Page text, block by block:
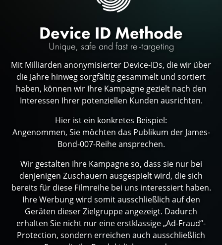
Device ID Methode
Unique, safe and fast re-targeting
Mit Milliarden anonymisierter Device-IDs, die wir über
die Jahre hinweg sorgfältig gesammelt und sortiert
haben, können wir Ihre Kampagne gezielt nach den
Interessen Ihrer potenziellen Kunden ausrichten.
Hier ist ein konkretes Beispiel:
Angenommen, Sie möchten das Publikum der James-
Bond-007-Reihe ansprechen.
Wir gestalten Ihre Kampagne so, dass sie nur bei
denjenigen Zuschauern ausgespielt wird, die sich
bereits für diese Filmreihe bei uns interessiert haben.
Ihre Werbung wird somit ausschließlich auf den
Geräten dieser Zielgruppe angezeigt. Dadurch
erhalten Sie nicht nur eine erstklassige „Ad-Fraud“-
Protection, sondern erreichen auch ausschließlich